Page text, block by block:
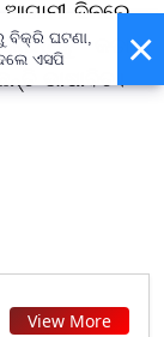
ଦିନରେ
କଡା
ଭାଷାବିତ।
View More
×
ବିକ୍ରି ଘଟଣା,
ଏସପି